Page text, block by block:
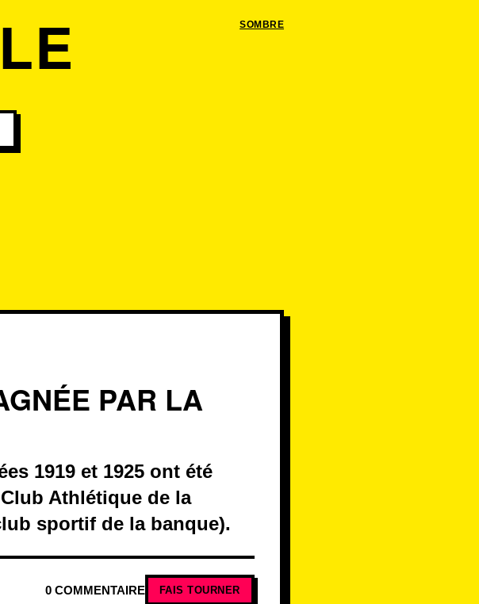
SOMBRE
PAR LA
1919 et 1925 ont été
Athlétique de la
sportif de la banque).
0 COMMENTAIRE FAIS TOURNER